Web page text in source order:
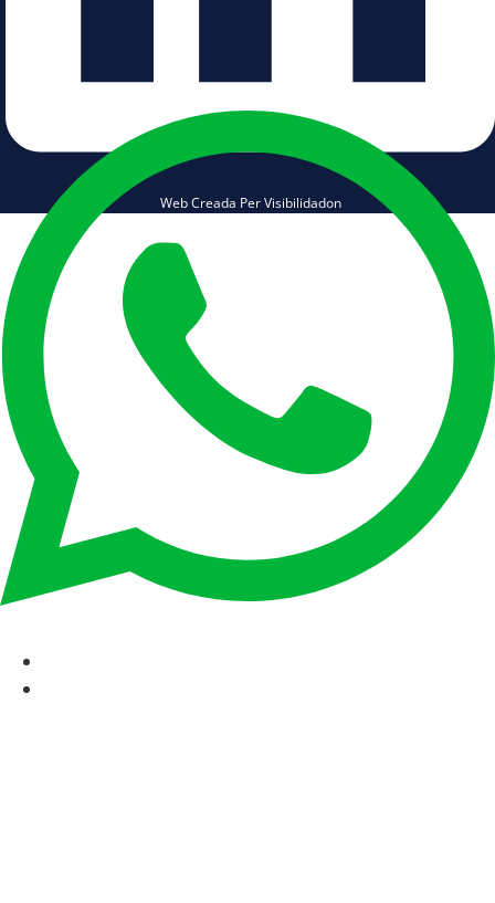
Web Creada Per Visibilidadon